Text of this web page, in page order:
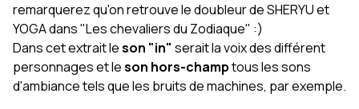
remarquerez qu'on retrouve le doubleur de SHERYU et
YOGA dans "Les chevaliers du Zodiaque" :)
Dans cet extrait leson "in" serait la voix des différent
personnages et leson hors-champtous les sons
d'ambiance tels que les bruits de machines, par exemple.